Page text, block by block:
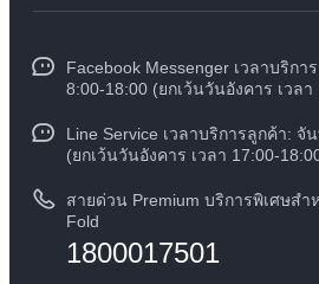
Y31 5G
Funtouch OS
สอบถามเกี่ยวกับราคาอะไหล่
การตรวจยืนยันหมายเลข IMEI
คำแนะนำเกี่ยวกับบัตรรับประกันของ vivo
ข้อมูลข่าว
สมัครงานที่ vivo
ข้อกฏหมาย
เกี่ยวกับเรา
ศูนย์ความเป็นส่วนตัวของวีโว่
Facebook Messenger เวลาบริก
8:00-18:00 (ยกเว้นวันอังคาร เวลา
Line Service เวลาบริการลูกค้า: จั
(ยกเว้นวันอังคาร เวลา 17:00-
สายด่วน Premium บริการพิเศษสำ
Fold
1800017501